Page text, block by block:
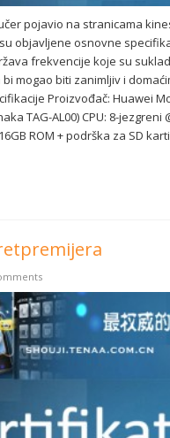
pojavio na stranicama
objavljene osnovne
frekvencije koje su
mogao biti zanimljiv i
Proizvođač: Huawei
TAG-AL00) CPU: 8-jezgreni
ROM + podrška za SD